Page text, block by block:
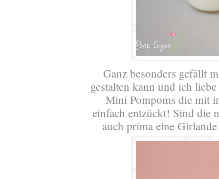
Ganz besonders gefällt
gestalten kann und ich
Mini Pompoms die mit
einfach entzückt! Sind die
auch prima eine